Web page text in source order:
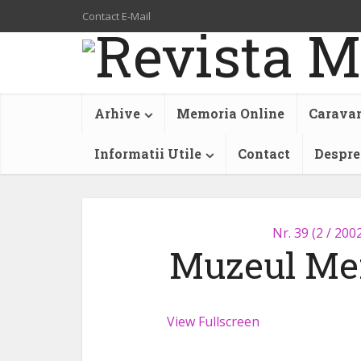
Contact E-Mail
Arhive Memoria Online
Informatii Utile Contact
Nr. 39 (2 /
Muzeul
View Fullscreen